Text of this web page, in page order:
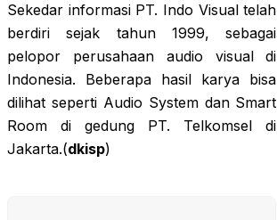
Sekedar informasi PT. Indo Visual telah
berdiri sejak tahun 1999, sebagai
pelopor perusahaan audio visual di
Indonesia. Beberapa hasil karya bisa
dilihat seperti Audio System dan Smart
Room di gedung PT. Telkomsel di
Jakarta.(dkisp)